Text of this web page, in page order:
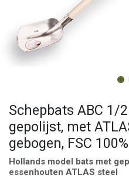
Schepbats ABC 1/
gepolijst, met
gebogen, FSC 100%
Hollands model bats met
essenhouten ATLAS steel